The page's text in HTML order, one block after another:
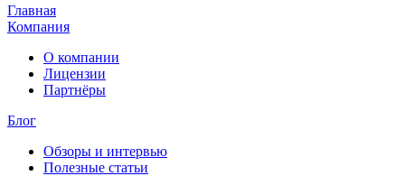
Главная
Компания
О компании
Лицензии
Партнёры
Блог
Обзоры и интервью
Полезные статьи